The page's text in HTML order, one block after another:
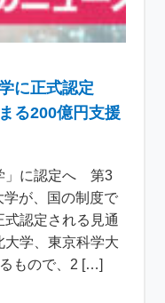
に正式認定
る200億円支援
」に認定へ 第3
が、国の制度で
認定される見通
大学、東京科学大
もので、2 […]